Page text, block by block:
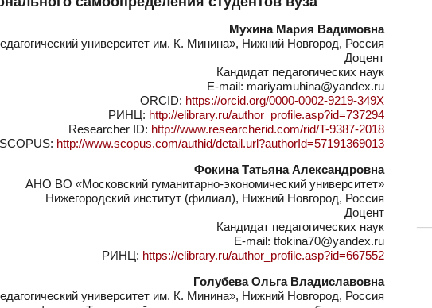
Мухина Мария Вадимовна
университет им. К. Минина», Нижний Новгород, Россия
Доцент
Кандидат педагогических наук
E-mail: mariyamuhina@yandex.ru
ORCID: https://orcid.org/0000-0002-9219-349X
РИНЦ: http://elibrary.ru/author_profile.asp?id=737294
Researcher ID: http://www.researcherid.com/rid/T-9387-2018
SCOPUS: http://www.scopus.com/authid/detail.url?authorId=57191369013
Фокина Татьяна Александровна
АНО ВО «Московский гуманитарно-экономический университет»
Нижегородский институт (филиал), Нижний Новгород, Россия
Доцент
Кандидат педагогических наук
E-mail: tfokina70@yandex.ru
РИНЦ: https://elibrary.ru/author_profile.asp?id=667552
Голубева Ольга Владиславовна
университет им. К. Минина», Нижний Новгород, Россия